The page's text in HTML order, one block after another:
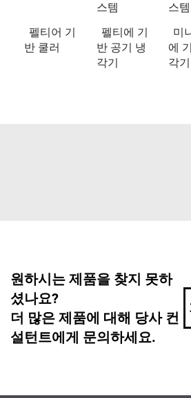
스템
스템
펠티어 기
반 쿨러
펠티에 기
반 공기 냉
각기
미
에
각기
원하시는 제품을 찾지 못하
셨나요?
더 많은 제품에 대해 당사 컨
설턴트에게 문의하세요.